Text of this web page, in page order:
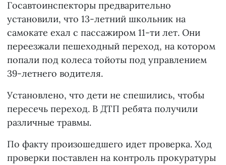
Госавтоинспекторы предварительно
установили, что 13-летний школьник на
самокате ехал с пассажиром 11-ти лет. Они
переезжали пешеходный переход, на котором
попали под колеса тойоты под управлением
39-летнего водителя.
Установлено, что дети не спешились, чтобы
пересечь переход. В ДТП ребята получили
различные травмы.
По факту произошедшего идет проверка. Ход
проверки поставлен на контроль прокуратуры